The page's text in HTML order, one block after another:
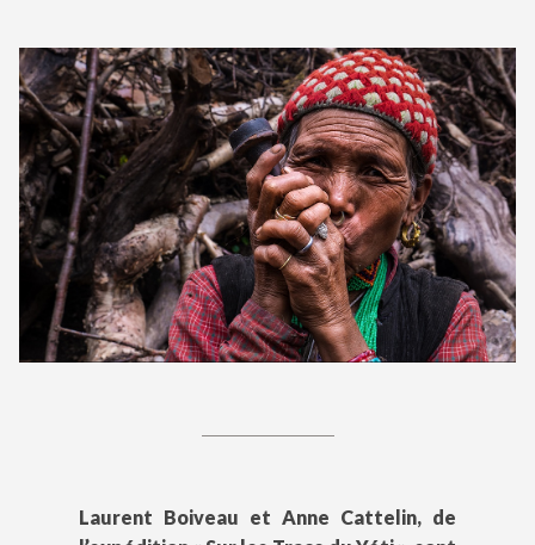
Laurent Boiveau et Anne Cattelin, de